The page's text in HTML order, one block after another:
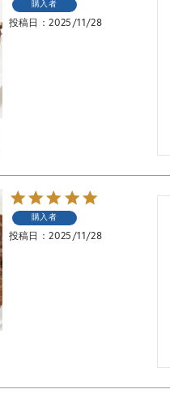
購入者
投稿日 2025/11/28
購入者
投稿日 2025/11/28